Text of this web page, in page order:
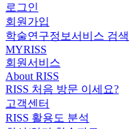
로그인
회원가입
학술연구정보서비스 검색
MYRISS
회원서비스
About RISS
RISS 처음 방문 이세요?
고객센터
RISS 활용도 분석